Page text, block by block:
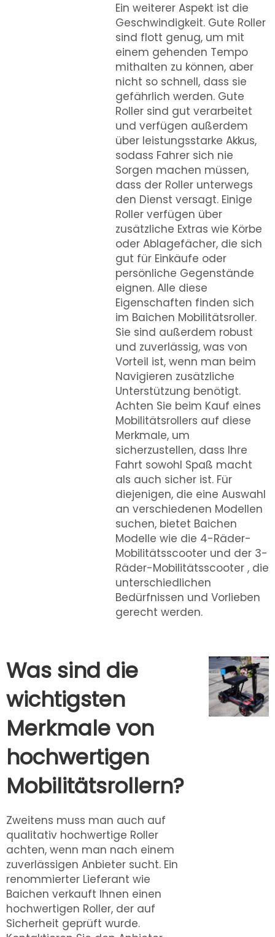
Ein weiterer Aspekt ist die
Geschwindigkeit. Gute Roller
sind flott genug, um mit
einem gehenden Tempo
mithalten zu können, aber
nicht so schnell, dass sie
gefährlich werden. Gute
Roller sind gut verarbeitet
und verfügen außerdem
über leistungsstarke Akkus,
sodass Fahrer sich nie
Sorgen machen müssen,
dass der Roller unterwegs
den Dienst versagt. Einige
Roller verfügen über
zusätzliche Extras wie Körbe
oder Ablagefächer, die sich
gut für Einkäufe oder
persönliche Gegenstände
eignen. Alle diese
Eigenschaften finden sich
im Baichen Mobilitätsroller.
Sie sind außerdem robust
und zuverlässig, was von
Vorteil ist, wenn man beim
Navigieren zusätzliche
Unterstützung benötigt.
Achten Sie beim Kauf eines
Mobilitätsrollers auf diese
Merkmale, um
sicherzustellen, dass Ihre
Fahrt sowohl Spaß macht
als auch sicher ist. Für
diejenigen, die eine Auswahl
an verschiedenen Modellen
suchen, bietet Baichen
Modelle wie die 4-Räder-
Mobilitätsscooter und der 3-
Räder-Mobilitätsscooter , die
unterschiedlichen
Bedürfnissen und Vorlieben
gerecht werden.
Was sind die
wichtigsten
Merkmale von
hochwertigen
Mobilitätsrollern?
Zweitens muss man auch auf
qualitativ hochwertige Roller
achten, wenn man nach einem
zuverlässigen Anbieter sucht. Ein
renommierter Lieferant wie
Baichen verkauft Ihnen einen
hochwertigen Roller, der auf
Sicherheit geprüft wurde.